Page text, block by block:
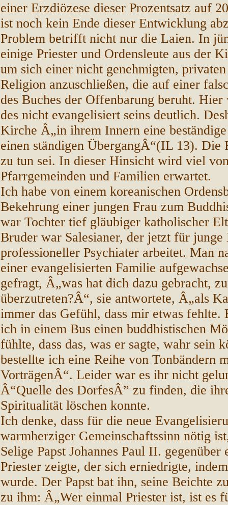
einer Erzdiözese dieser Prozentsatz auf
ist noch kein Ende dieser Entwicklung
Problem betrifft nicht nur die Laien. In
einige Priester und Ordensleute aus der
um sich einer nicht genehmigten,
Religion anzuschließen, die auf einer
des Buches der Offenbarung beruht.
des nicht evangelisiert seins deutlich.
Kirche Â„in ihrem Innern eine
einen ständigen ÜbergangÂ“(IL 13). Die
zu tun sei. In dieser Hinsicht wird viel
Pfarrgemeinden und Familien erwartet.
Ich habe von einem koreanischen
Bekehrung einer jungen Frau zum
war Tochter tief gläubiger katholischer
Bruder war Salesianer, der jetzt für junge
professioneller Psychiater arbeitet. Man
einer evangelisierten Familie
gefragt, Â„was hat dich dazu gebracht,
überzutreten?Â“, sie antwortete, Â„als
immer das Gefühl, dass mir etwas fehlte.
ich in einem Bus einen buddhistischen
fühlte, dass das, was er sagte, wahr sein
bestellte ich eine Reihe von Tonbändern
VorträgenÂ“. Leider war es ihr nicht
Â“Quelle des DorfesÂ” zu finden, die
Spiritualität löschen konnte.
Ich denke, dass für die neue
warmherziger Gemeinschaftssinn nötig
Selige Papst Johannes Paul II. gegenüber
Priester zeigte, der sich erniedrigte,
wurde. Der Papst bat ihn, seine Beichte
zu ihm: Â„Wer einmal Priester ist, ist es